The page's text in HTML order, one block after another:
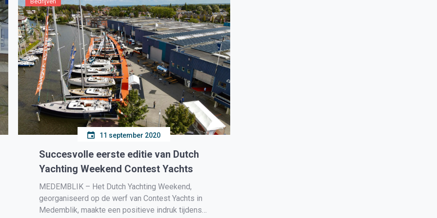
11 september 2020
Succesvolle eerste editie van Dutch
Yachting Weekend Contest Yachts
MEDEMBLIK – Het Dutch Yachting Weekend,
georganiseerd op de werf van Contest Yachts in
Medemblik, maakte een positieve indruk tijdens